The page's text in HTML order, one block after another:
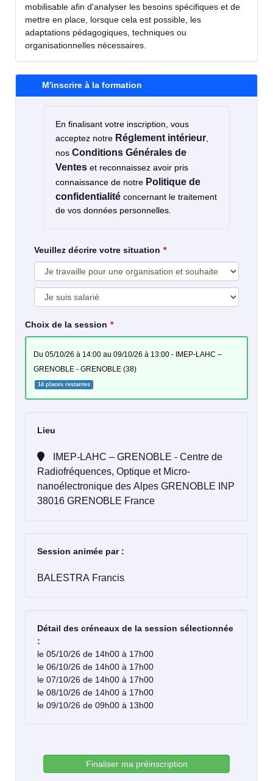
mobilisable afin d'analyser les besoins spécifiques et de
mettre en place, lorsque cela est possible, les
adaptations pédagogiques, techniques ou
organisationnelles nécessaires.
M'inscrire à la formation
En finalisant votre inscription, vous
acceptez notre Réglement intérieur,
nos Conditions Générales de
Ventes et reconnaissez avoir pris
connaissance de notre Politique de
confidentialité concernant le traitement
de vos données personnelles.
Veuillez décrire votre situation
Choix de la session
du 05/10/26 à 14:00 au 09/10/26 à 13:00 - IMEP-LAHC –
GRENOBLE - GRENOBLE (38)
14 places restantes
Lieu
Radiofréquences, Optique et Micro-
nanoélectronique des Alpes GRENOBLE INP
38016 GRENOBLE France
Session animée par :
BALESTRA Francis
Détail des créneaux de la session sélectionnée
:
le 05/10/26 de 14h00 à 17h00
le 06/10/26 de 14h00 à 17h00
le 07/10/26 de 14h00 à 17h00
le 08/10/26 de 14h00 à 17h00
le 09/10/26 de 09h00 à 13h00
Finaliser ma préinscription